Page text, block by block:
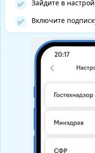
✅ Зайдите в
✅ Включите